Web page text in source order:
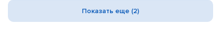
Показать еще (2)